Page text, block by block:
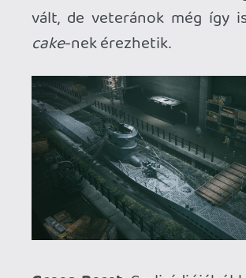
készítette a Claymore Game Studios és
minden bizonnyal sokuknál hozzám
korábbi részek. A "pénzügyesek szóltak,
hogy most már tényleg ki kell dobni,
aztán majd idővel kikupáljuk"-korszellem
erőteljesen rátette kéznyomát erre a
megjelenésre is, én már csak az első
komolyabb javítócsomag érkezése után
kezdtem neki, de a héten megérkezett a
második is. Pár hónapon belül nagyjából
rendben lesz a kód, reményeim szerint